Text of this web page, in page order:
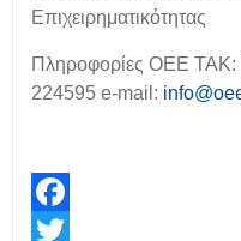
Επιχειρηματικότητας
Πληροφορίες ΟΕΕ ΤΑΚ:
224595 e-mail:
Facebook